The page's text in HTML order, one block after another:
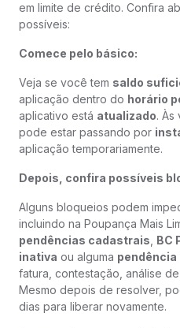
em limite de crédito. Confira
possíveis:
Comece pelo básico:
Veja se você tem saldo
aplicação dentro do horário
aplicativo está atualizado. Às
pode estar passando por
aplicação temporariamente.
Depois, confira possíveis
Alguns bloqueios podem
incluindo na Poupança Mais
pendências cadastrais BC
inativa ou alguma
fatura, contestação, análise
Mesmo depois de resolver,
dias para liberar novamente.